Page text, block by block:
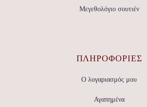
Μεγεθολόγιο σουτιέν
ΠΛΗΡΟΦΟΡΙΕΣ
Ο λογαριασμός μου
Αγαπημένα